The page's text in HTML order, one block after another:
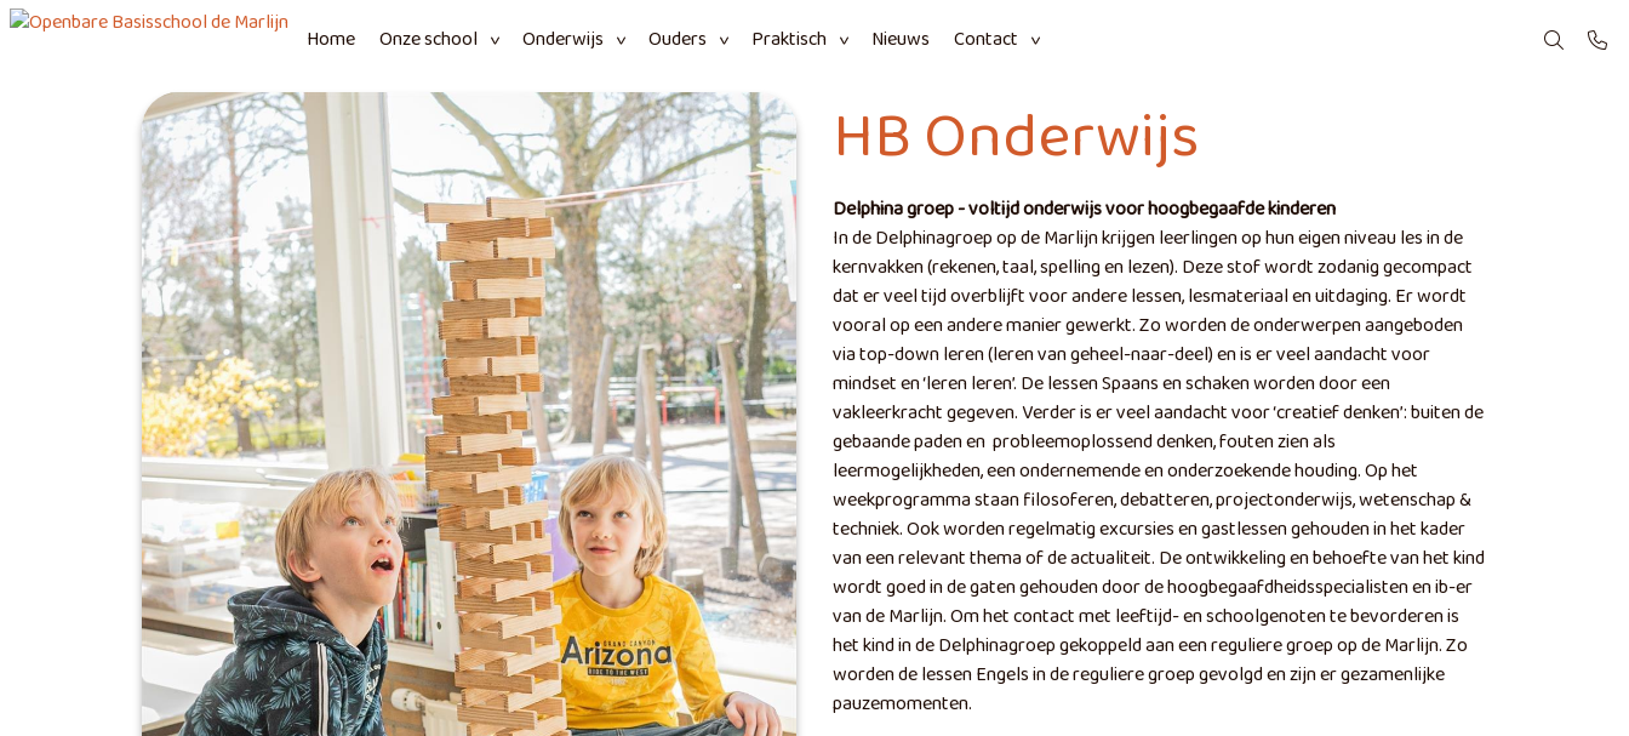
Home Onze school Onderwijs Ouders Praktisch Nieuws Contact
HB Onderwijs
Delphina groep - voltijd onderwijs voor hoogbegaafde kinderen
In de Delphinagroep op de Marlijn krijgen leerlingen op hun eigen niveau les in de
kernvakken (rekenen, taal, spelling en lezen). Deze stof wordt zodanig gecompact
dat er veel tijd overblijft voor andere lessen, lesmateriaal en uitdaging. Er wordt
vooral op een andere manier gewerkt. Zo worden de onderwerpen aangeboden
via top-down leren (leren van geheel-naar-deel) en is er veel aandacht voor
mindset en ‘leren leren’. De lessen Spaans en schaken worden door een
vakleerkracht gegeven. Verder is er veel aandacht voor ‘creatief denken’: buiten de
gebaande paden en probleemoplossend denken, fouten zien als
leermogelijkheden, een ondernemende en onderzoekende houding. Op het
weekprogramma staan filosoferen, debatteren, projectonderwijs, wetenschap &
techniek. Ook worden regelmatig excursies en gastlessen gehouden in het kader
van een relevant thema of de actualiteit. De ontwikkeling en behoefte van het kind
wordt goed in de gaten gehouden door de hoogbegaafdheidsspecialisten en ib-er
van de Marlijn. Om het contact met leeftijd- en schoolgenoten te bevorderen is
het kind in de Delphinagroep gekoppeld aan een reguliere groep op de Marlijn. Zo
worden de lessen Engels in de reguliere groep gevolgd en zijn er gezamenlijke
pauzemomenten.